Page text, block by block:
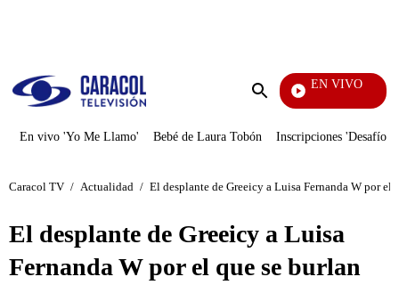
Enviar
EN VIVO
Vecinos
En vivo 'Yo Me Llamo' Bebé de Laura Tobón Inscripciones 'Desafío'
Caracol TV / Actualidad / El desplante de Greeicy a Luisa Fernanda W por el
El desplante de Greeicy a Luisa
Fernanda W por el que se burlan